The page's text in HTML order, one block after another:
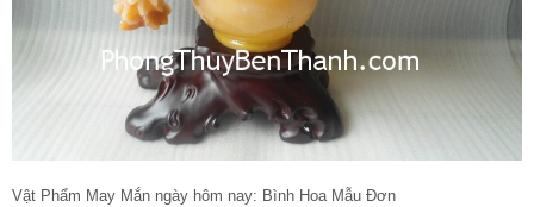
Vật Phẩm May Mắn ngày hôm nay: Bình Hoa Mẫu Đơn